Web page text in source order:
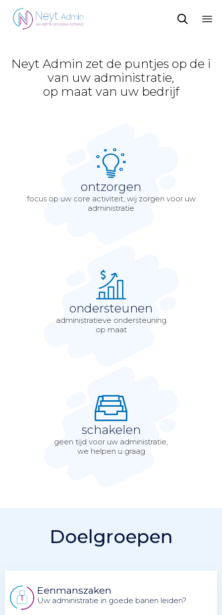

Neyt Admin zet de puntjes op de i
van uw administratie,
op maat van uw bedrijf
ontzorgen
focus op uw core activiteit, wij zorgen voor uw
administratie
ondersteunen
administratieve ondersteuning
op maat
schakelen
geen tijd voor uw administratie,
we helpen u graag
Doelgroepen
Eenmanszaken
Uw administratie in goede banen leiden?